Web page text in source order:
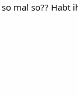
mal so?? Habt